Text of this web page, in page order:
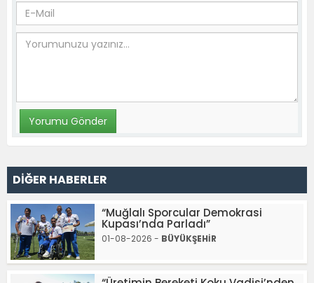
DİĞER HABERLER
“Muğlalı Sporcular Demokrasi
Kupası’nda Parladı”
01-08-2026 - BÜYÜKŞEHİR